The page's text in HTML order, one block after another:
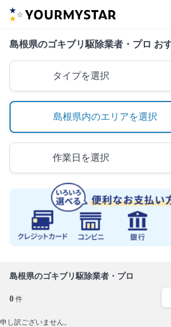
島根県のゴキブリ駆除業者・プロ お
タイプを選択
島根県内のエリアを選択
作業日を選択
島根県のゴキブリ駆除業者・プロ
0 件
申し訳ございません。